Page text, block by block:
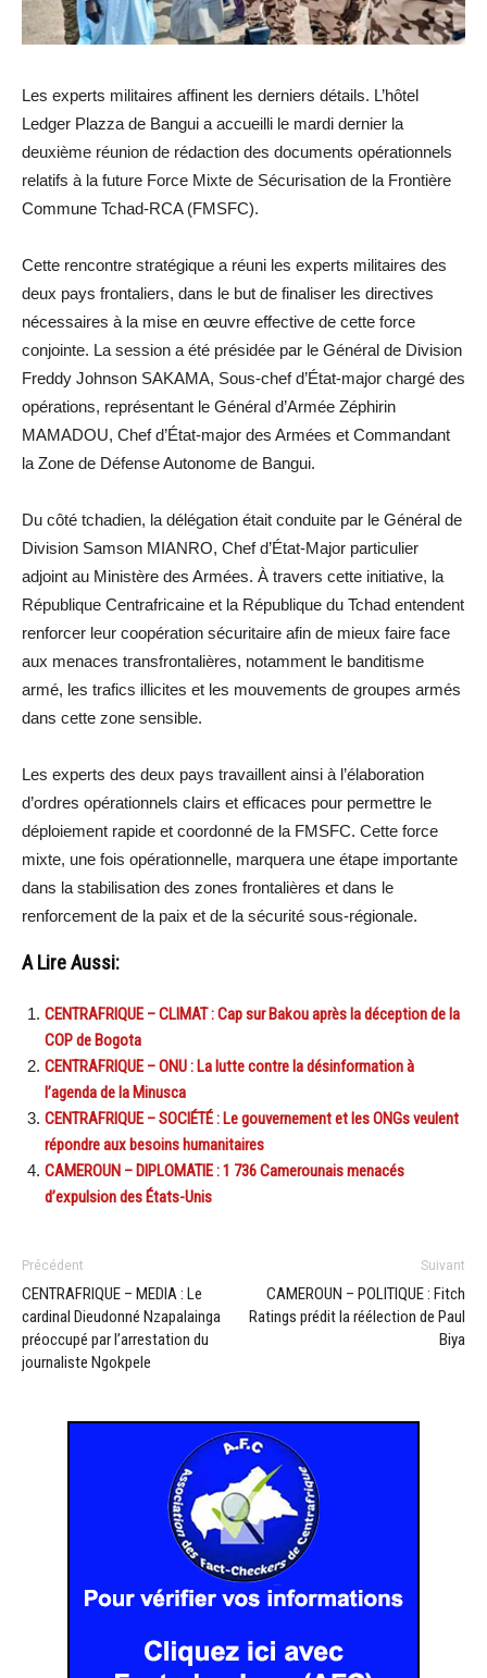
Les experts militaires affinent les derniers détails. L’hôtel
Ledger Plazza de Bangui a accueilli le mardi dernier la
deuxième réunion de rédaction des documents opérationnels
relatifs à la future Force Mixte de Sécurisation de la Frontière
Commune Tchad-RCA (FMSFC).
Cette rencontre stratégique a réuni les experts militaires des
deux pays frontaliers, dans le but de finaliser les directives
nécessaires à la mise en œuvre effective de cette force
conjointe. La session a été présidée par le Général de Division
Freddy Johnson SAKAMA, Sous-chef d’État-major chargé des
opérations, représentant le Général d’Armée Zéphirin
MAMADOU, Chef d’État-major des Armées et Commandant
la Zone de Défense Autonome de Bangui.
Du côté tchadien, la délégation était conduite par le Général de
Division Samson MIANRO, Chef d’État-Major particulier
adjoint au Ministère des Armées. À travers cette initiative, la
République Centrafricaine et la République du Tchad entendent
renforcer leur coopération sécuritaire afin de mieux faire face
aux menaces transfrontalières, notamment le banditisme
armé, les trafics illicites et les mouvements de groupes armés
dans cette zone sensible.
Les experts des deux pays travaillent ainsi à l’élaboration
d’ordres opérationnels clairs et efficaces pour permettre le
déploiement rapide et coordonné de la FMSFC. Cette force
mixte, une fois opérationnelle, marquera une étape importante
dans la stabilisation des zones frontalières et dans le
renforcement de la paix et de la sécurité sous-régionale.
A Lire Aussi:
CENTRAFRIQUE – CLIMAT : Cap sur Bakou après la déception de la
COP de Bogota
CENTRAFRIQUE – ONU : La lutte contre la désinformation à
l’agenda de la Minusca
CENTRAFRIQUE – SOCIÉTÉ : Le gouvernement et les ONGs veulent
répondre aux besoins humanitaires
CAMEROUN – DIPLOMATIE : 1 736 Camerounais menacés
d’expulsion des États-Unis
Précédent
CENTRAFRIQUE – MEDIA : Le
cardinal Dieudonné Nzapalainga
préoccupé par l’arrestation du
journaliste Ngokpele
Suivant
CAMEROUN – POLITIQUE : Fitch
Ratings prédit la réélection de Paul
Biya